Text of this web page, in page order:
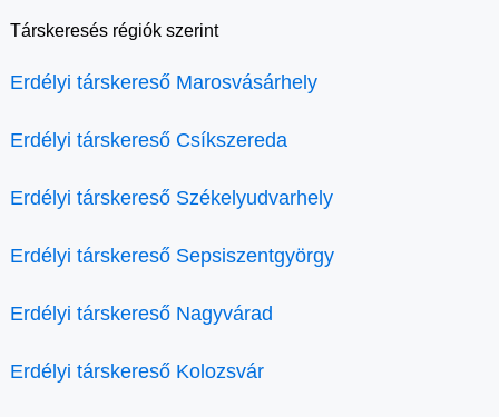
Társkeresés régiók szerint
Erdélyi társkereső Marosvásárhely
Erdélyi társkereső Csíkszereda
Erdélyi társkereső Székelyudvarhely
Erdélyi társkereső Sepsiszentgyörgy
Erdélyi társkereső Nagyvárad
Erdélyi társkereső Kolozsvár